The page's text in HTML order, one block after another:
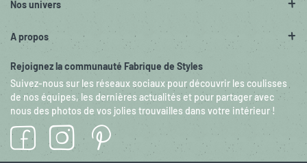
Nos univers
A propos
Rejoignez la communauté Fabrique de Styles
Suivez-nous sur les réseaux sociaux pour découvrir les coulisses
de nos équipes, les dernières actualités et pour partager avec
nous des photos de vos jolies trouvailles dans votre intérieur !